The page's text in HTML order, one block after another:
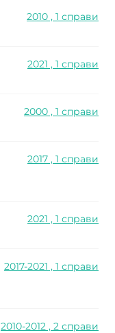
2010 , 1 справи
2021 , 1 справи
2000 , 1 справи
2017 , 1 справи
2021 , 1 справи
2017-2021 , 1 справи
2010-2012 , 2 справи